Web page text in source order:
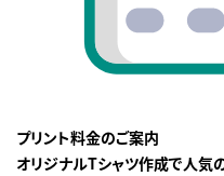
プリント料金のご案内
オリジナルTシャツ作成で人気